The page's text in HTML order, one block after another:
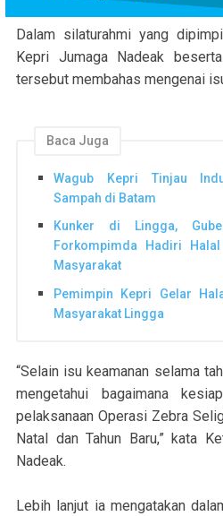
Dalam silaturahmi yang
Kepri Jumaga Nadeak
tersebut membahas mengenai
Baca Juga
Wagub Kepri Tinjau
Sampah di Batam
Kunker di Lingga,
Forkompimda Hadiri
Masyarakat
Pemimpin Kepri Gelar
Masyarakat Lingga
“Selain isu keamanan selama
mengetahui bagaimana
pelaksanaan Operasi Zebra
Natal dan Tahun Baru,” kata
Nadeak.
Lebih lanjut ia mengatakan